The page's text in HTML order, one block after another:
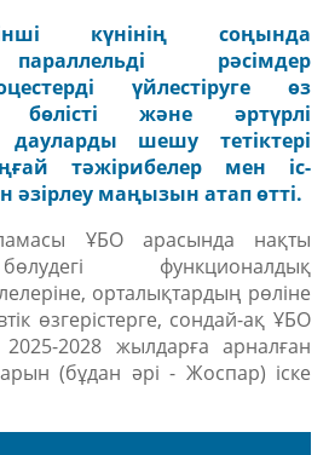
күнінің соңында
рәсімдер
үйлестіруге өз
бөлісті және әртүрлі
шешу тетіктері
тәжірибелер мен іс-
әзірлеу маңызын атап өтті.
ҰБО арасында нақты
функционалдық
орталықтардың рөліне
өзгерістерге, сондай-ақ ҰБО
2025-2028 жылдарға арналған
(бұдан әрі - Жоспар) іске